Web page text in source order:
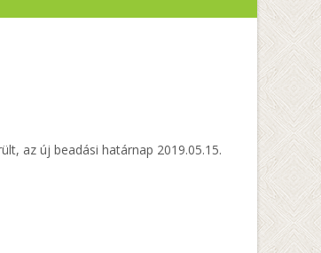
az új beadási határnap 2019.05.15.